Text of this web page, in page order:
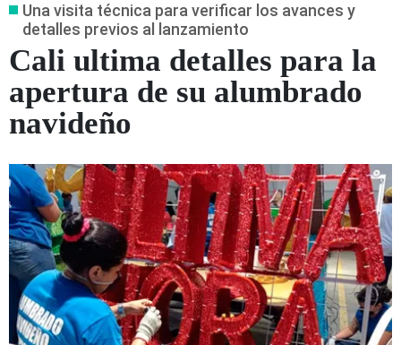
Una visita técnica para verificar los avances y
detalles previos al lanzamiento
Cali ultima detalles para la
apertura de su alumbrado
navideño